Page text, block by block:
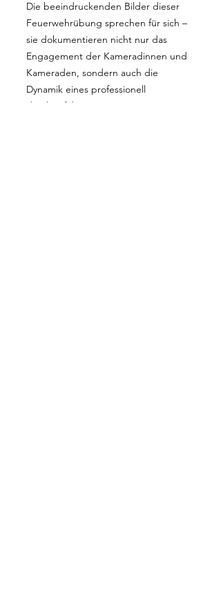
Die beeindruckenden Bilder dieser
Feuerwehrübung sprechen für sich –
sie dokumentieren nicht nur das
Engagement der Kameradinnen und
Kameraden, sondern auch die
Dynamik eines professionell
durchgeführten Einsatzes.